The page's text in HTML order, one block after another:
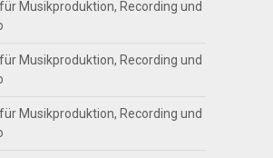
Musikproduktion, Recording und
Musikproduktion, Recording und
Musikproduktion, Recording und